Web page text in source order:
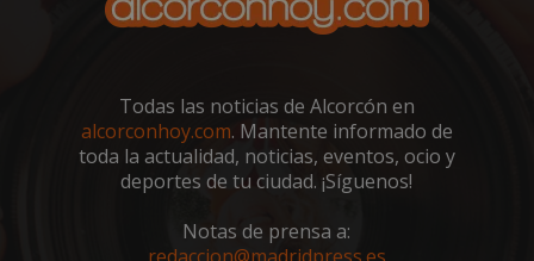
Todas las noticias de Alcorcón en
alcorconhoy.com. Mantente informado de
toda la actualidad, noticias, eventos, ocio y
deportes de tu ciudad. ¡Síguenos!
Notas de prensa a: